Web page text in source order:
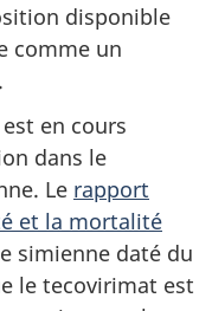
disponible
comme un
en cours
dans le
Le rapport
et la mortalité
simienne daté du
le tecovirimat est